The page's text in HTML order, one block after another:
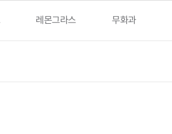
레몬그라스 무화과